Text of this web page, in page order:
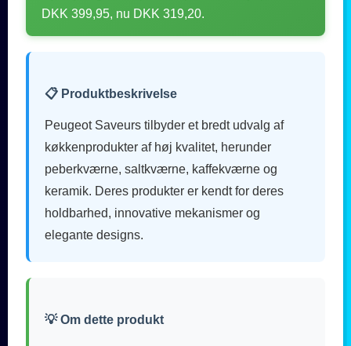
DKK 399,95, nu DKK 319,20.
📋 Produktbeskrivelse
Peugeot Saveurs tilbyder et bredt udvalg af
køkkenprodukter af høj kvalitet, herunder
peberkværne, saltkværne, kaffekværne og
keramik. Deres produkter er kendt for deres
holdbarhed, innovative mekanismer og
elegante designs.
💡 Om dette produkt